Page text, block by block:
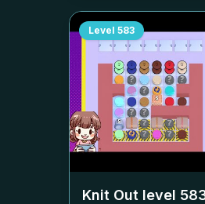
Level 583
Knit Out level